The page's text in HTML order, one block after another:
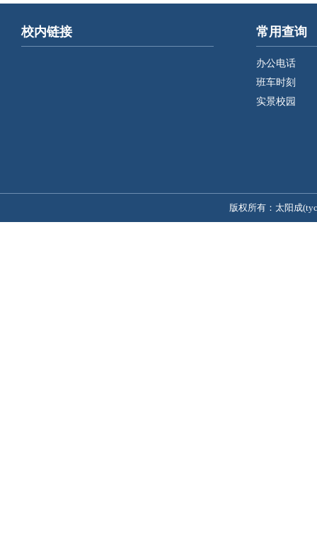
校内链接 常用查询
办公电话
班车时刻
实景校园
版权所有：太阳成